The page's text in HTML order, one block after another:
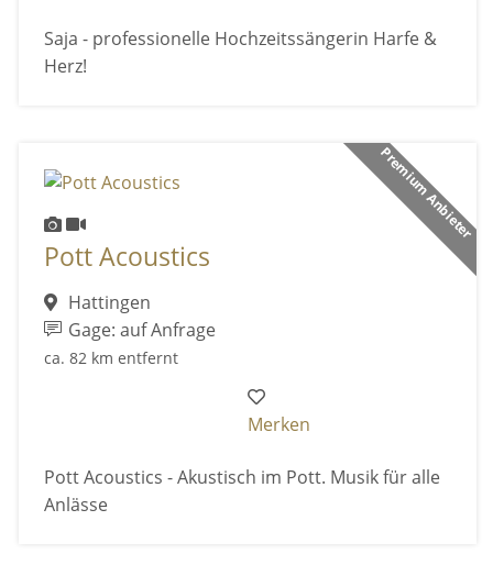
Saja - professionelle Hochzeitssängerin Harfe &
Herz!
Premium Anbieter
Pott Acoustics
Hattingen
Gage: auf Anfrage
ca. 82 km entfernt
Merken
Pott Acoustics - Akustisch im Pott. Musik für alle
Anlässe